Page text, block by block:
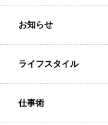
お知らせ
ライフスタイル
仕事術